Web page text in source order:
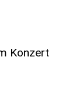
Konzert